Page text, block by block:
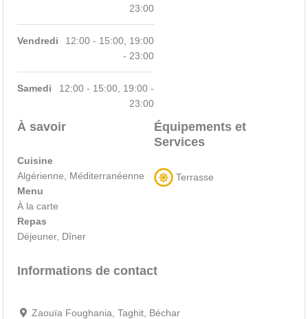
23:00
Vendredi
12:00 - 15:00, 19:00
- 23:00
Samedi
12:00 - 15:00, 19:00 -
23:00
À savoir
Cuisine
Algérienne, Méditerranéenne
Menu
À la carte
Repas
Déjeuner, Dîner
Équipements et
Services
Terrasse
Informations de contact
Zaouïa Foughania, Taghit, Béchar